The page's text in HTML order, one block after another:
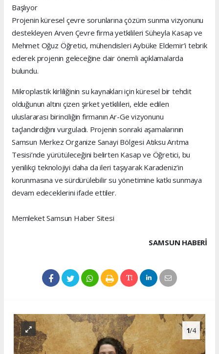
Başlıyor
Projenin küresel çevre sorunlarına çözüm sunma vizyonunu
destekleyen Arven Çevre firma yetkilileri Süheyla Kasap ve
Mehmet Oğuz Öğretici, mühendisleri Aybüke Eldemir’i tebrik
ederek projenin geleceğine dair önemli açıklamalarda
bulundu.
Mikroplastik kirliliğinin su kaynakları için küresel bir tehdit
olduğunun altını çizen şirket yetkilileri, elde edilen
uluslararası birinciliğin firmanın Ar-Ge vizyonunu
taçlandırdığını vurguladı. Projenin sonraki aşamalarının
Samsun Merkez Organize Sanayi Bölgesi Atıksu Arıtma
Tesisi’nde yürütüleceğini belirten Kasap ve Öğretici, bu
yenilikçi teknolojiyi daha da ileri taşıyarak Karadeniz'in
korunmasına ve sürdürülebilir su yönetimine katkı sunmaya
devam edeceklerini ifade ettiler.
Memleket Samsun Haber Sitesi
SAMSUN HABERİ
1/4